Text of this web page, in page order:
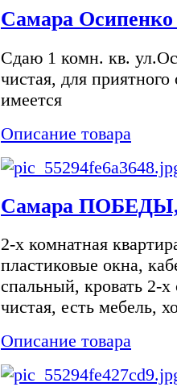
Самара
Сдаю 1 комн. кв.
чистая, для
имеется
Описание товара
Самара
2-х комнатная
пластиковые окна,
спальный, кровать 2-
чистая, есть мебель,
Описание товара